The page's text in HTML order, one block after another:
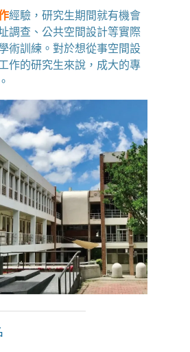
經驗，研究生期間就有機會
調查、公共空間設計等實際
術訓練。對於想從事空間設
作的研究生來說，成大的專